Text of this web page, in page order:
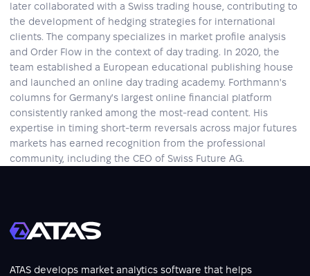
later collaborated with a Swiss trading house, contributing to
the development of hedging strategies for international
clients. The company specializes in market profile analysis
and Order Flow in the context of day trading. In 2020, the
team established a European educational publishing house
and launched an online day trading academy. Forthmann's
columns for Germany's largest online financial platform
consistently ranked among the most-read content. His
expertise in timing short-term reversals across major futures
markets has earned recognition from the professional
community, including the CEO of Swiss Future AG.
ATAS develops market analytics software that helps